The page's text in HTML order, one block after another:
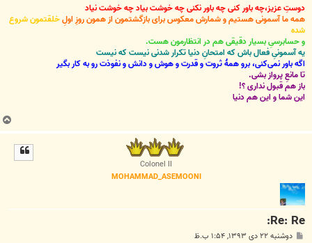
دوستِ عزیز،چه باور کنی چه باور نکنی چه خوشت بیاد چه خوشت نیاد
همه ما آسمونی هستیم و شمارش معکوس برای بازگشتمون از همون روزِ اولِخلقتمون شروع
شده
و حسابرسیِ بسیار دقیقی هم در انتظارمون هست.
یه آسمونیِ فعال باش که امتحانِ دنیا تکرار شدنی نیست که نیست
اگه باور نمی‌کنی، برو همۀ ثروت و قدرت و هوش و دانش و نفوذت رو به کار بگیر
تا مانعِ پرواز بشی.
باز هم قبول نداری ؟!
این شما و این هم دنیا
ب
ا
Colonel II
MOHAMMAD_ASEMOONI
Re: Re:
پ دوشنبه ۲۲ دی ۱۳۹۳, ۱:۵۴ ب.ظ